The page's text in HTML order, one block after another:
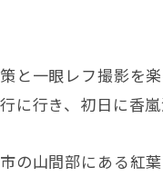
と一眼レフ撮影を
に行き、初日に香
の山間部にある紅